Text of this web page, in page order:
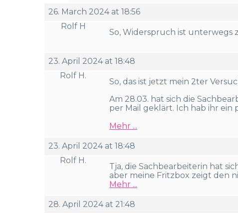
26. March 2024 at 18:56
Rolf H
So, Widerspruch ist unterwegs
23. April 2024 at 18:48
Rolf H.
So, das ist jetzt mein 2ter
Am 28.03. hat sich die
per Mail geklärt. Ich hab ihr ein
Mehr ...
23. April 2024 at 18:48
Rolf H.
Tja, die Sachbearbeiterin hat
aber meine Fritzbox zeigt den
Mehr ...
28. April 2024 at 21:48